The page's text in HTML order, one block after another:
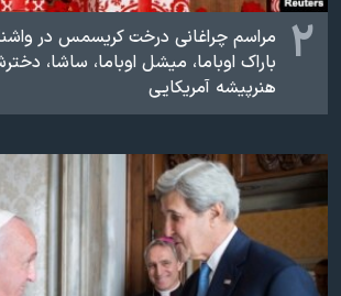
۲
مراسم چراغانی درخت کریسمس در
باراک اوباما، میشل اوباما، ساشا،
هنرپیشه آمریکایی